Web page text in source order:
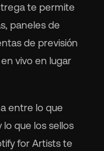
te permite
paneles de
de previsión
vivo en lugar
entre lo que
lo que los sellos
for Artists te